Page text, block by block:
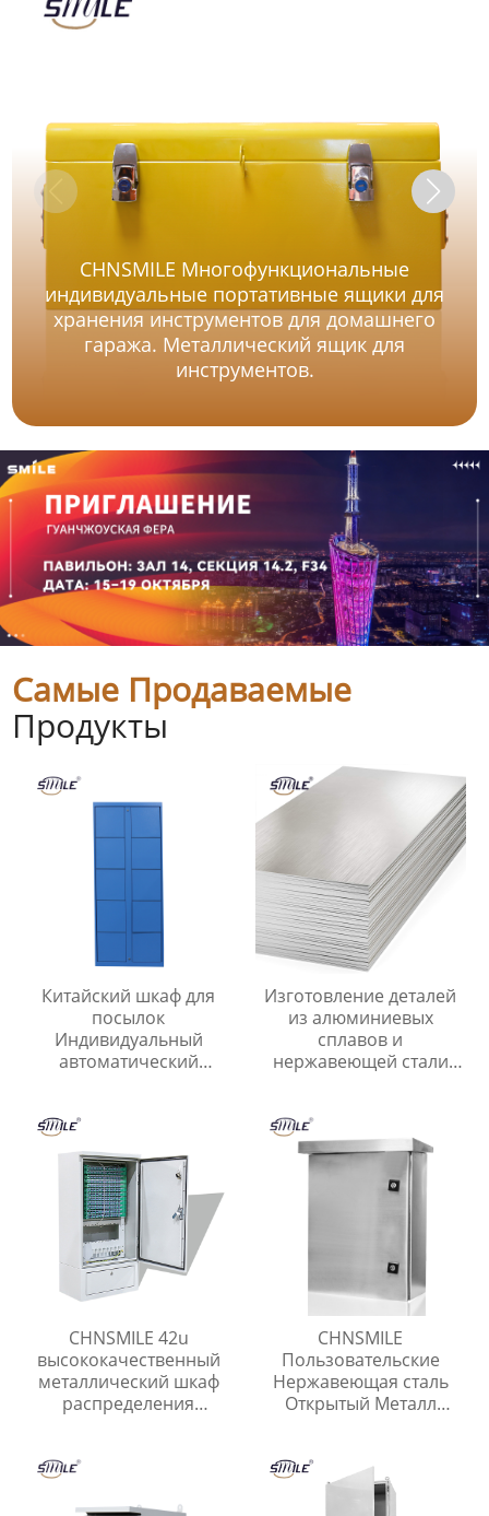
CHNSMILE Многофункциональные
индивидуальные портативные ящики для
хранения инструментов для домашнего
гаража. Металлический ящик для
инструментов.
Самые Продаваемые
Продукты
Китайский шкаф для
посылок
Индивидуальный
автоматический
Изготовление деталей
из алюминиевых
сплавов и
нержавеющей стали
листового металла
CHNSMILE 42u
высококачественный
металлический шкаф
распределения
CHNSMILE
Пользовательские
Нержавеющая сталь
Открытый Металл